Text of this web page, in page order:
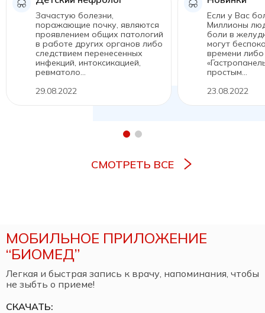
Зачастую болезни,
поражающие почку, являются
проявлением общих патологий
в работе других органов либо
следствием перенесенных
инфекций, интоксикацией,
ревматоло...
29.08.2022
Если у Вас
Миллионы
боли в
могут
времени
простым...
23.08.2022
СМОТРЕТЬ ВСЕ
МОБИЛЬНОЕ ПРИЛОЖЕНИЕ
“БИОМЕД”
Легкая и быстрая запись к врачу, напоминания, чтобы
не зыбть о приеме!
СКАЧАТЬ: